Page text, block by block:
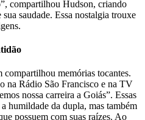
compartilhou Hudson, criando
saudade. Essa nostalgia trouxe
compartilhou memórias tocantes.
na Rádio São Francisco e na TV
nossa carreira a Goiás”. Essas
humildade da dupla, mas também
possuem com suas raízes. Ao